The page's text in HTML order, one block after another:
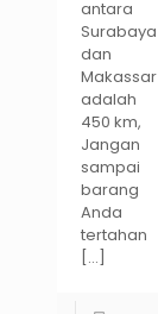
antara
Surabaya
dan
Makassar
adalah
450 km,
Jangan
sampai
barang
Anda
tertahan
[…]